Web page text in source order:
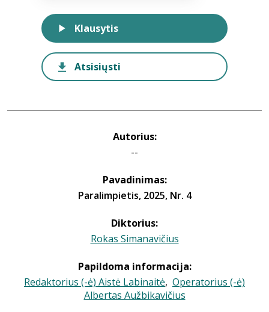
Autorius:
--
Pavadinimas:
Paralimpietis, 2025, Nr. 4
Diktorius:
Rokas Simanavičius
Papildoma informacija:
Redaktorius (-ė) Aistė Labinaitė, Operatorius (-ė)
Albertas Aužbikavičius
Klausytis
Atsisiųsti